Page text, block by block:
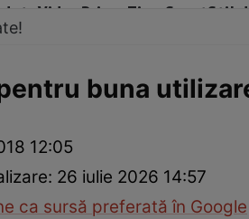
Video Prime Time SportStil
Medicii răspund
buna
12:05
26 iulie 2026 14:57
ca sursă preferată în Google